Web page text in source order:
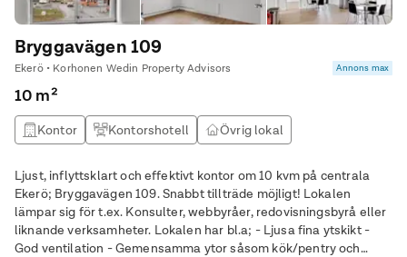
Bryggavägen 109
Ekerö • Korhonen Wedin Property Advisors Annons max
10 m²
Kontor Kontorshotell Övrig lokal
Ljust, inflyttsklart och effektivt kontor om 10 kvm på centrala
Ekerö; Bryggavägen 109. Snabbt tillträde möjligt! Lokalen
lämpar sig för t.ex. Konsulter, webbyråer, redovisningsbyrå eller
liknande verksamheter. Lokalen har bl.a; - Ljusa fina ytskikt -
God ventilation - Gemensamma ytor såsom kök/pentry och